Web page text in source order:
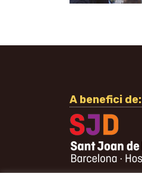
A benefici de: